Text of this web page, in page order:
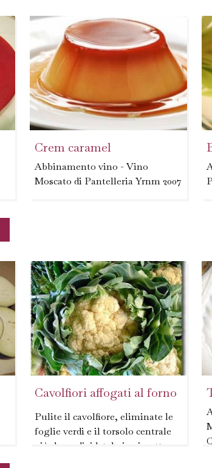
radicchio, privarlo della radice e
tagliarlo a pezzetti, dopo averlo
asciugato...
Crem caramel
Abbinamento vino - Vino
Moscato di Pantelleria Yrnm 2007
toglierlo dal fuoco e...
Cavolfiori affogati al forno
Pulite il cavolfiore, eliminate le
foglie verdi e il torsolo centrale
più duro; dividetelo in cimette e